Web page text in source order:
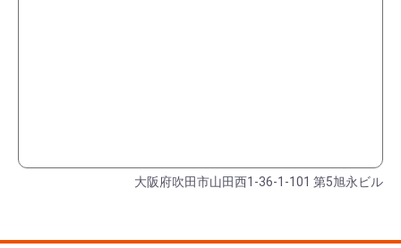
大阪府吹田市山田西1-36-1-101 第5旭永ビル